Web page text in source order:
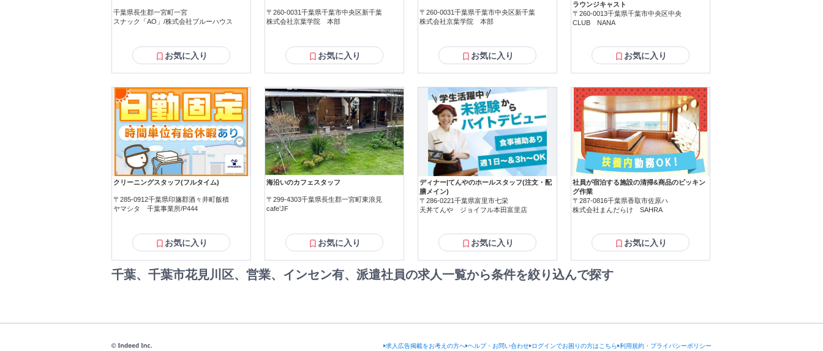
千葉県長生郡一宮町一宮
スナック「AO」/株式会社ブルーハウス
お気に入り
〒260-0031千葉県千葉市中央区新千葉
株式会社京葉学院 本部
お気に入り
〒260-0031千葉県千葉市中央区新千葉
株式会社京葉学院 本部
お気に入り
ラウンジキャスト
〒260-0013千葉県千葉市中央区中央
CLUB NANA
お気に入り
クリーニングスタッフ(フルタイム)
〒285-0912千葉県印旛郡酒々井町飯積
ヤマシタ 千葉事業所/P444
お気に入り
海沿いのカフェスタッフ
〒299-4303千葉県長生郡一宮町東浪見
cafe’JF
お気に入り
ディナー|てんやのホールスタッフ(注文・配
膳メイン)
〒286-0221千葉県富里市七栄
天丼てんや ジョイフル本田富里店
お気に入り
社員が宿泊する施設の清掃&商品のピッキン
グ作業
〒287-0816千葉県香取市佐原ハ
株式会社まんだらけ SAHRA
お気に入り
千葉、千葉市花見川区、営業、インセン有、派遣社員の求人一覧から条件を絞り込んで探す
求人広告掲載をお考えの方へ ヘルプ・お問い合わせ ログインでお困りの方はこちら 利用規約・プライバシーポリシー